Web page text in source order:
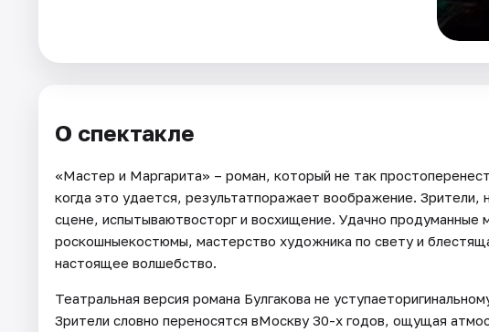
О спектакле
«Мастер и Маргарита» – роман, который не так
когда это удается, результатпоражает воображение.
сцене, испытываютвосторг и восхищение. Удачно продуманные
роскошныекостюмы, мастерство художника по свету и
настоящее волшебство.
Театральная версия романа Булгакова не
Зрители словно переносятся вМоскву 30-х годов, ощущая